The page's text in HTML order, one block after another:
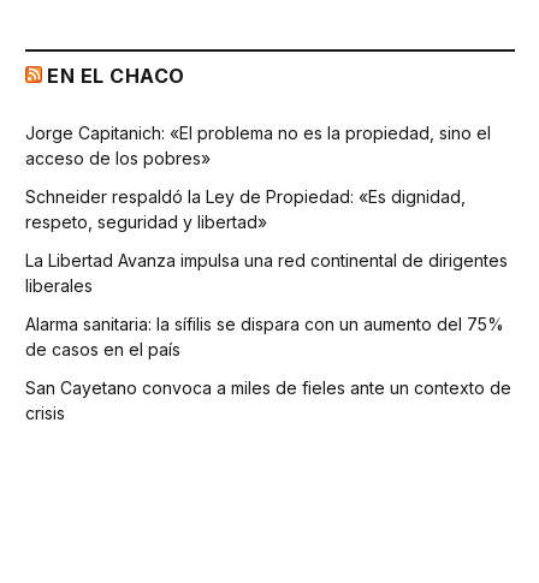
EN EL CHACO
Jorge Capitanich: «El problema no es la propiedad, sino el
acceso de los pobres»
Schneider respaldó la Ley de Propiedad: «Es dignidad,
respeto, seguridad y libertad»
La Libertad Avanza impulsa una red continental de dirigentes
liberales
Alarma sanitaria: la sífilis se dispara con un aumento del 75%
de casos en el país
San Cayetano convoca a miles de fieles ante un contexto de
crisis